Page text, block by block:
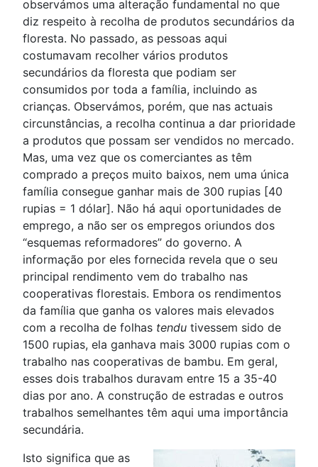
observámos uma alteração fundamental no que
diz respeito à recolha de produtos secundários da
floresta. No passado, as pessoas aqui
costumavam recolher vários produtos
secundários da floresta que podiam ser
consumidos por toda a família, incluindo as
crianças. Observámos, porém, que nas actuais
circunstâncias, a recolha continua a dar prioridade
a produtos que possam ser vendidos no mercado.
Mas, uma vez que os comerciantes as têm
comprado a preços muito baixos, nem uma única
família consegue ganhar mais de 300 rupias [40
rupias = 1 dólar]. Não há aqui oportunidades de
emprego, a não ser os empregos oriundos dos
“esquemas reformadores” do governo. A
informação por eles fornecida revela que o seu
principal rendimento vem do trabalho nas
cooperativas florestais. Embora os rendimentos
da família que ganha os valores mais elevados
com a recolha de folhas tendu tivessem sido de
1500 rupias, ela ganhava mais 3000 rupias com o
trabalho nas cooperativas de bambu. Em geral,
esses dois trabalhos duravam entre 15 a 35-40
dias por ano. A construção de estradas e outros
trabalhos semelhantes têm aqui uma importância
secundária.
Isto significa que as